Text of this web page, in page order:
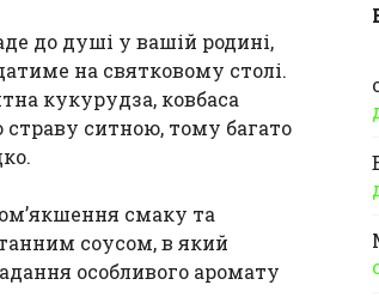
до душі у вашій родині,
на святковому столі.
кукурудза, ковбаса
страву ситною, тому багато
смаку та
соусом, в який
особливого аромату